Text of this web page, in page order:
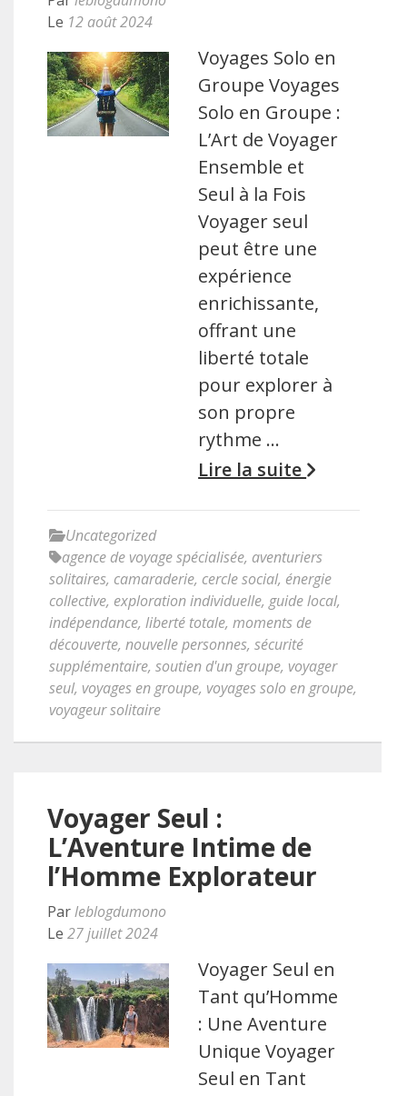
Le 12 août 2024
Voyages Solo en
Groupe Voyages
Solo en Groupe :
L’Art de Voyager
Ensemble et
Seul à la Fois
Voyager seul
peut être une
expérience
enrichissante,
offrant une
liberté totale
pour explorer à
son propre
rythme …
Lire la suite
Uncategorized
agence de voyage spécialisée, aventuriers
solitaires, camaraderie, cercle social, énergie
collective, exploration individuelle, guide local,
indépendance, liberté totale, moments de
découverte, nouvelle personnes, sécurité
supplémentaire, soutien d'un groupe, voyager
seul, voyages en groupe, voyages solo en groupe,
voyageur solitaire
Voyager Seul :
L’Aventure Intime de
l’Homme Explorateur
Parleblogdumono
Le 27 juillet 2024
Voyager Seul en
Tant qu’Homme
: Une Aventure
Unique Voyager
Seul en Tant